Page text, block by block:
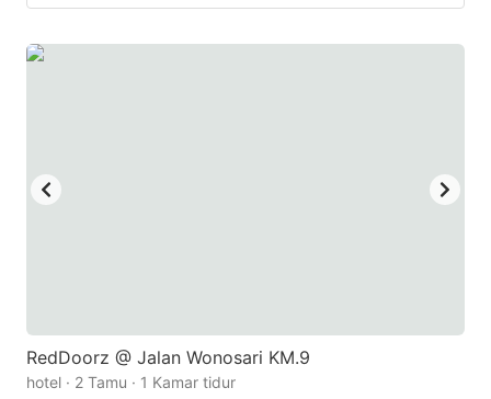
RedDoorz @ Jalan Wonosari KM.9
hotel · 2 Tamu · 1 Kamar tidur